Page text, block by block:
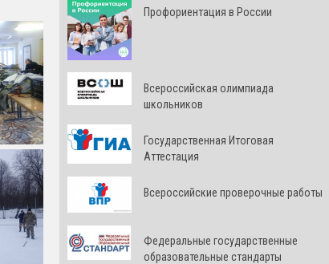
Профориентация в России
Всероссийская олимпиада
школьников
Государственная Итоговая
Аттестация
Всероссийские проверочные работы
Федеральные государственные
образовательные стандарты